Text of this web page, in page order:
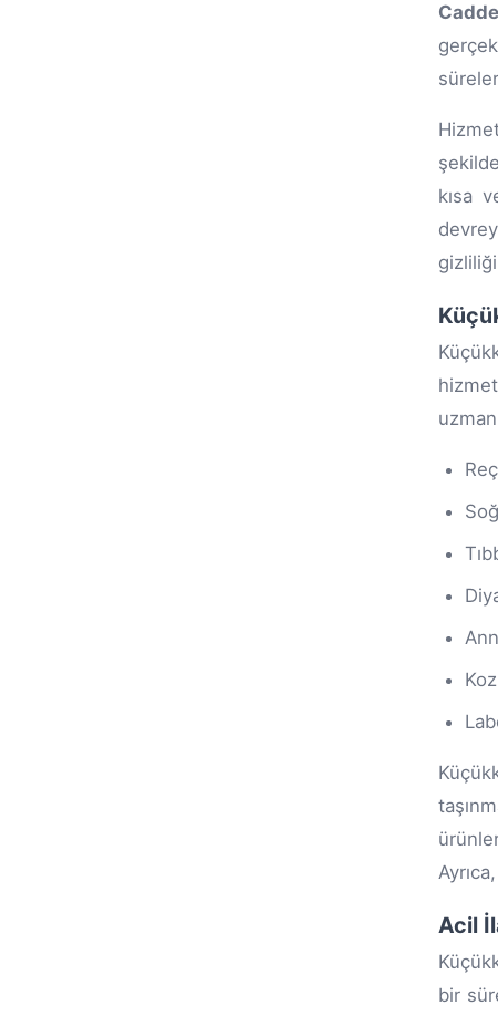
kısa
Acil
bir